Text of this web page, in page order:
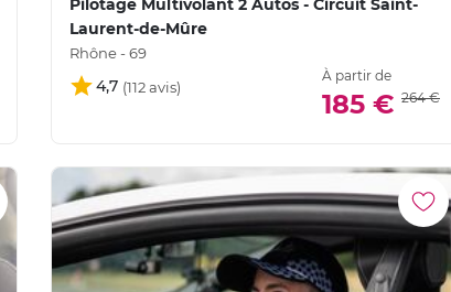
Pilotage Multivolant 2 Autos - Circuit Saint-
Laurent-de-Mûre
Rhône - 69
4,7
À partir de
185 € 264 €